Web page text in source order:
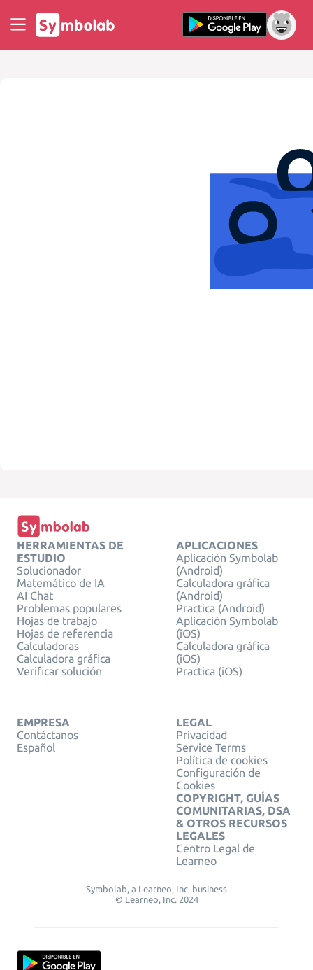
HERRAMIENTAS DE
ESTUDIO
Solucionador
Matemático de IA
AI Chat
Problemas populares
Hojas de trabajo
Hojas de referencia
Calculadoras
Calculadora gráfica
Verificar solución
APLICACIONES
Aplicación Symbolab
(Android)
Calculadora gráfica
(Android)
Practica (Android)
Aplicación Symbolab
(iOS)
Calculadora gráfica
(iOS)
Practica (iOS)
EMPRESA
Contáctanos
Español
LEGAL
Privacidad
Service Terms
Política de cookies
Configuración de
Cookies
COPYRIGHT, GUÍAS
COMUNITARIAS, DSA
& OTROS RECURSOS
LEGALES
Centro Legal de
Learneo
Symbolab, a Learneo, Inc. business
© Learneo, Inc. 2024